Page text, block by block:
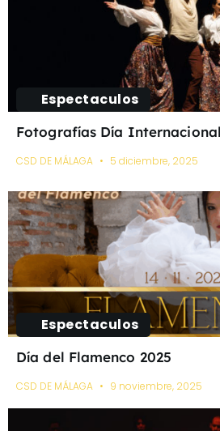
Espectaculos
Fotografías Día
CSD DE MÁLAGA 5 diciembre, 2025
Espectaculos
Día del Flamenco 2025
CSD DE MÁLAGA 9 noviembre, 2025